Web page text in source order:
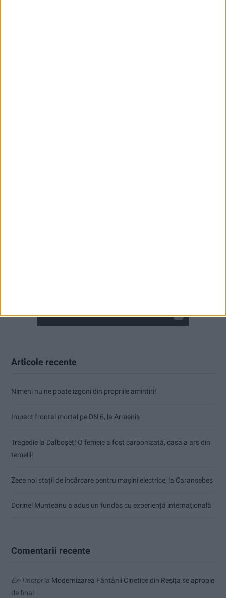
Articole recente
Nimeni nu ne poate izgoni din propriile amintiri!
Impact frontal mortal pe DN 6, la Armeniș
Tragedie la Dalboşeț! O femeie a fost carbonizată, casa a ars din
temelii!
Zece noi stații de încărcare pentru mașini electrice, la Caransebeș
Dorinel Munteanu a adus un fundaș cu experiență internațională
Comentarii recente
Ex-Tinctorla Modernizarea Fântânii Cinetice din Reșița se apropie
de final